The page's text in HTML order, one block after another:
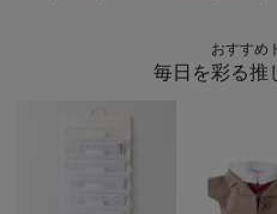
おすすめ
毎日を彩る推